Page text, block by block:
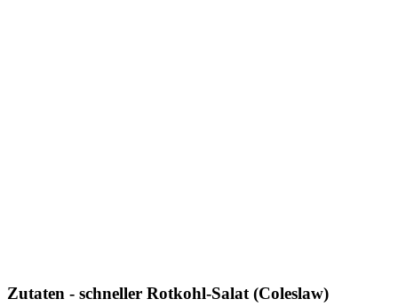
Zutaten - schneller Rotkohl-Salat (Coleslaw)